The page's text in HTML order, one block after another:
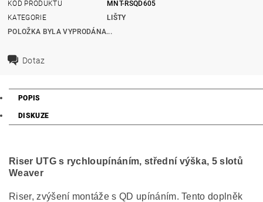
KÓD PRODUKTU
MNT-RSQD605
KATEGORIE
LIŠTY
POLOŽKA BYLA VYPRODÁNA...
Dotaz
POPIS
DISKUZE
Riser UTG s rychloupínáním, střední výška, 5 slotů
Weaver
Riser, zvýšení montáže s QD upínáním. Tento doplněk